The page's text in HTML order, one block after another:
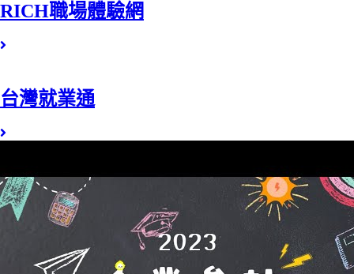
RICH職場體驗網
台灣就業通